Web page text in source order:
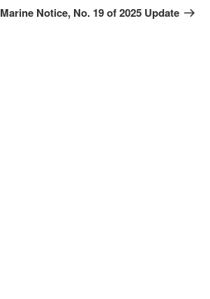
Beitrag
Marine Notice, No. 19 of 2025 Update